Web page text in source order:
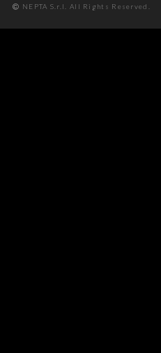
NEPTA S.r.l. All Rights Reserved.